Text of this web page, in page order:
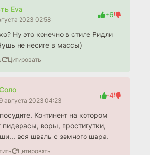
Eva
2023 02:58
+6
Ну это конечно в стиле Ридли
не несите в массы)
Цитировать
Cоло
9 августа 2023 04:23
-4
Континент на котором
пидерасы, воры, проститутки,
вся шваль с земного шара.
Цитировать